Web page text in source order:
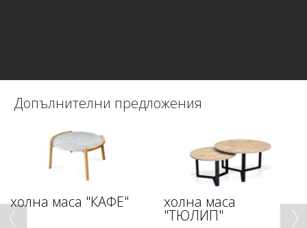
Допълнителни предложения
холна маса "КАФЕ" холна маса
"ТЮЛИП"